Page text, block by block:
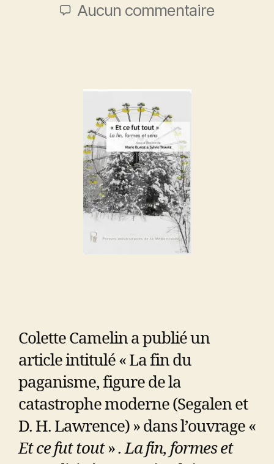
Aucun commentaire
Colette Camelin a publié un
article intitulé « La fin du
paganisme, figure de la
catastrophe moderne (Segalen et
D. H. Lawrence) » dans l’ouvrage «
Et ce fut tout». La fin, formes et